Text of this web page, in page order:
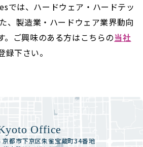
は、ハードウェア・ハードテッ
、製造業・ハードウェア業界動向
。ご興味のある方はこちらの当社
録下さい。
Office
都市下京区朱雀宝蔵町34番地